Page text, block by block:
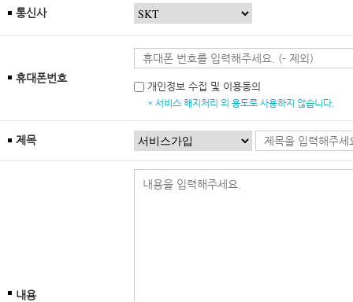
통신사
휴대폰번호
개인정보 수집 및 이용동의
* 서비스 해지처리 외 용도로 사용하지 않습니다.
제목
내용